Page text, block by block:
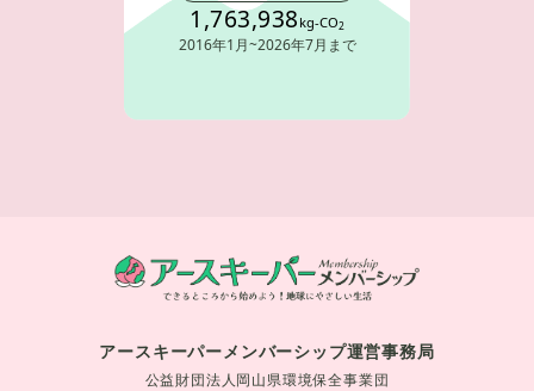
1,763,938 kg-CO2
2016年1月~2026年7月まで
アースキーパーメンバーシップ運営事務局
公益財団法人岡山県環境保全事業団